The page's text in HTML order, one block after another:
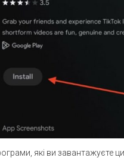
які ви завантажуєте